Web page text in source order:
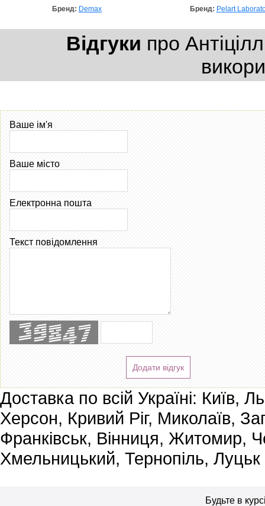
Бренд: Demax Бренд: Pelart
Відгуки про
Ваше ім'я
Ваше місто
Електронна пошта
Текст повідомлення
Додати відгук
Доставка по всій Україні: Київ,
Херсон, Кривий Ріг, Миколаїв,
Франківськ, Вінниця, Житомир,
Хмельницький, Тернопіль, Луцьк
Будьте в